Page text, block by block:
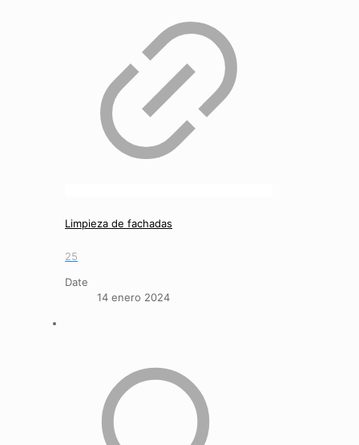
Limpieza de fachadas
25
Date
14 enero 2024